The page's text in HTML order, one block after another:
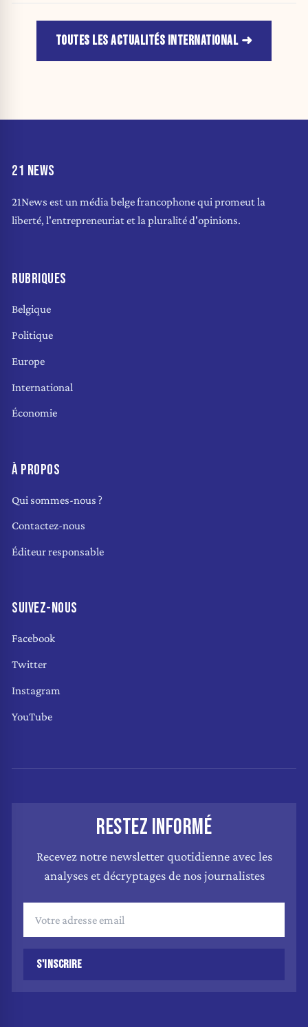
TOUTES LES ACTUALITÉS INTERNATIONAL
21 NEWS
21News est un média belge francophone qui promeut la
liberté, l'entrepreneuriat et la pluralité d'opinions.
RUBRIQUES
Belgique
Politique
Europe
International
Économie
À PROPOS
Qui sommes-nous ?
Contactez-nous
Éditeur responsable
SUIVEZ-NOUS
Facebook
Twitter
Instagram
YouTube
RESTEZ INFORMÉ
Recevez notre newsletter quotidienne avec les
analyses et décryptages de nos journalistes
S'INSCRIRE